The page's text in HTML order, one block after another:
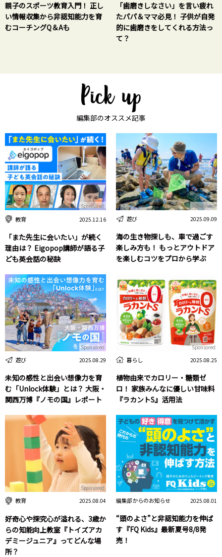
親子のスポーツ教育入門！ 正し
い情報収集から非認知能力を育
むコーチングQ＆Aも
「歯磨きしなさい」を言い疲れ
たパパ＆ママ必見！ 子供が自発
的に歯磨きをしてくれる方法っ
て？
編集部のオススメ記事
教育 2025.12.16
「また先生に会いたい」が続く
理由は？ Eigopop講師が語る子
ども英会話の秘訣
Sponsored
遊び 2025.09.09
海の生き物探しも、車で過ごす
楽しみ方も！ もっとアウトドア
を楽しむコツをプロから学ぶ
Sponsored
遊び 2025.08.29
未知の感性と出会い想像力を育
む「Unlock体験」とは？ 大阪・
関西万博『ノモの国』レポート
Sponsored
暮らし 2025.08.25
植物由来でカロリー・糖類ゼ
ロ！ 家族みんなに優しい甘味料
『ラカントS』活用法
Sponsored
教育 2025.08.04
好奇心や探究心が溢れる、3歳か
らの知能向上教室『トイズアカ
デミージュニア』ってどんな場
所？
Sponsored
編集部からのお知らせ 2025.08.01
“頭のよさ”と非認知能力を伸ば
す『FQ Kids』最新夏号8/8発
売！